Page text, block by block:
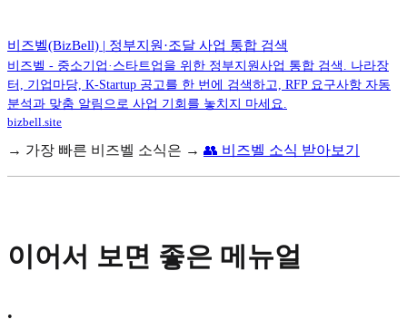
비즈벨(BizBell) | 정부지원·조달 사업 통합 검색
비즈벨 - 중소기업·스타트업을 위한 정부지원사업 통합 검색. 나라장
터, 기업마당, K-Startup 공고를 한 번에 검색하고, RFP 요구사항 자동
분석과 맞춤 알림으로 사업 기회를 놓치지 마세요.
bizbell.site
→ 가장 빠른 비즈벨 소식은 → 👥 비즈벨 소식 받아보기
이어서 보면 좋은 메뉴얼
•